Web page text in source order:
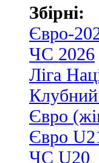
Збірні:
Євро-
ЧС 2026
Ліга
Клубний
Євро
Євро
ЧС U20